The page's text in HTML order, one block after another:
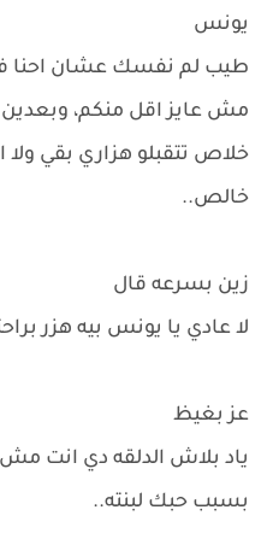
يونس
طيب لم نفسك عشان احنا
مش عايز اقل منكم، وبعدين
خلاص تتقبلو هزاري بقي ولا
خالص..
زين بسرعه قال
لا عادي يا يونس بيه هزر
عز بغيظ
ياد بلاش الدلقه دي انت
بسبب حبك لبنته..